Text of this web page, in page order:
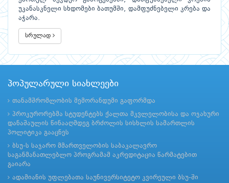
უკანასკნელი სხდომები ბათუმში, დამფუძნებელი კრება და
აჭარა.
სრულად
პოპულარული სიახლეები
თანამშრომლობის მემორანდუმი გაფორმდა
პროკურორებმა სტუდენტებს ქალთა მკვლელობისა და ოჯახური
დანაშაულის წინააღმდეგ ბრძოლის სისხლის სამართლის
პოლიტიკა გააცნეს
ბსუ-ს საჯარო მმართველობის საბაკალავრო
საგანმანათლებლო პროგრამამ აკრედიტაცია წარმატებით
გაიარა
ადამიანის უფლებათა საუნივერსიტეტო კვირეული ბსუ-ში